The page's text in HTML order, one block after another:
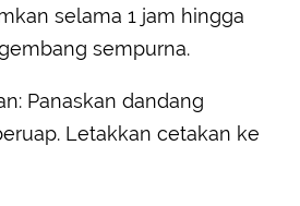
selama 1 jam hingga
sempurna.
Panaskan dandang
Letakkan cetakan ke